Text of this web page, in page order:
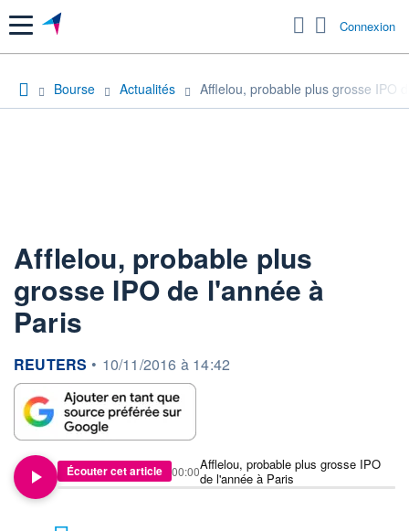
Menu Connexion
Bourse Actualités Afflelou, probable plus grosse IPO
Afflelou, probable plus
grosse IPO de l'année à
Paris
information fournie par
REUTERS • 10/11/2016 à 14:42
Écouter cet article
Afflelou, probable plus grosse IPO
de l'année à Paris
00:00